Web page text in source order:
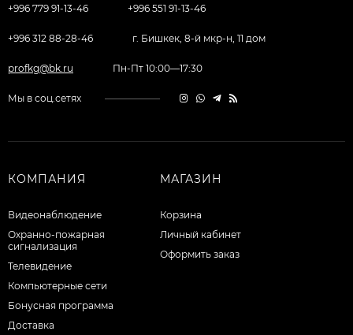
+996 779 91-13-46 +996 551 91-13-46
+996 312 88-28-46 г. Бишкек, 8-й мкр-н, 11 дом
profkg@bk.ru Пн-Пт 10:00—17:30
Мы в соц.сетях
КОМПАНИЯ
Видеонаблюдение
Охранно-пожарная
сигнализация
Телевидение
Компьютерные сети
Бонусная программа
Доставка
МАГАЗИН
Корзина
Личный кабинет
Оформить заказ